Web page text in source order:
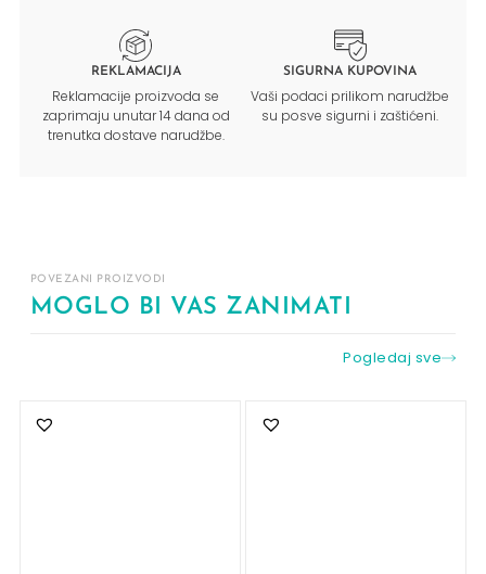
REKLAMACIJA
Reklamacije proizvoda se
zaprimaju unutar 14 dana od
trenutka dostave narudžbe.
SIGURNA KUPOVINA
Vaši podaci prilikom narudžbe
su posve sigurni i zaštićeni.
POVEZANI PROIZVODI
MOGLO BI VAS ZANIMATI
Pogledaj sve